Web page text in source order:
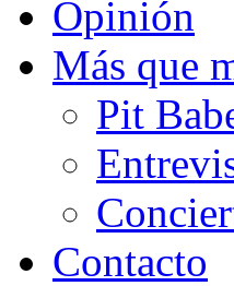
Opinión
Más que
Pit
Contacto